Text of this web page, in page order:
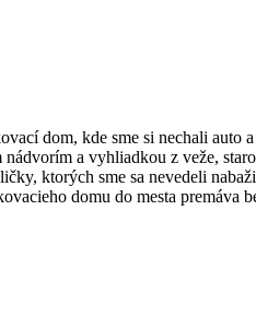
dom, kde sme si nechali
a vyhliadkou z veže,
ktorých sme sa nevedeli
domu do mesta